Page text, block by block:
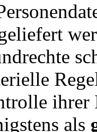
ihrer
als